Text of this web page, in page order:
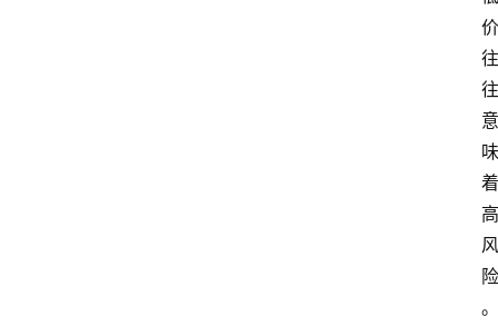
价
往
往
意
味
着
高
风
险
。